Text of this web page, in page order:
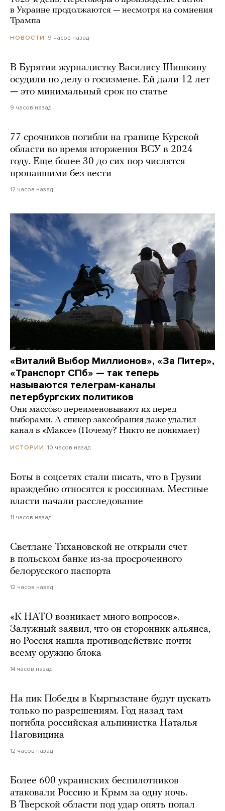
в Украине продолжаются — несмотря на сомнения
Трампа
НОВОСТИ 9 часов назад
В Бурятии журналистку Василису Шишкину
осудили по делу о госизмене. Ей дали 12 лет
— это минимальный срок по статье
9 часов назад
77 срочников погибли на границе Курской
области во время вторжения ВСУ в 2024
году. Еще более 30 до сих пор числятся
пропавшими без вести
12 часов назад
«Виталий Выбор Миллионов», «За Питер»,
«Транспорт СПб» — так теперь
называются телеграм-каналы
петербургских политиков
Они массово переименовывают их перед
выборами. А спикер заксобрания даже удалил
канал в «Максе» (Почему? Никто не понимает)
ИСТОРИИ 10 часов назад
Боты в соцсетях стали писать, что в Грузии
враждебно относятся к россиянам. Местные
власти начали расследование
11 часов назад
Светлане Тихановской не открыли счет
в польском банке из-за просроченного
белорусского паспорта
12 часов назад
«К НАТО возникает много вопросов».
Залужный заявил, что он сторонник альянса,
но Россия нашла противодействие почти
всему оружию блока
14 часов назад
На пик Победы в Кыргызстане будут пускать
только по разрешениям. Год назад там
погибла российская альпинистка Наталья
Наговицина
12 часов назад
Более 600 украинских беспилотников
атаковали Россию и Крым за одну ночь.
В Тверской области под удар опять попал